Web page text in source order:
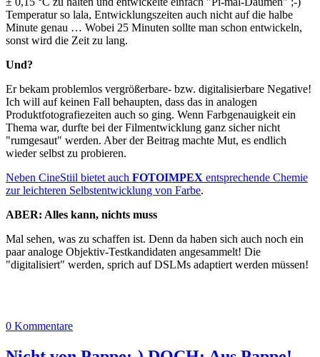
Temperatur so lala, Entwicklungszeiten auch nicht auf die halbe
Minute genau … Wobei 25 Minuten sollte man schon entwickeln,
sonst wird die Zeit zu lang.
Und?
Er bekam problemlos vergrößerbare- bzw. digitalisierbare Negative!
Ich will auf keinen Fall behaupten, dass das in analogen
Produktfotografiezeiten auch so ging. Wenn Farbgenauigkeit ein
Thema war, durfte bei der Filmentwicklung ganz sicher nicht
"rumgesaut" werden. Aber der Beitrag machte Mut, es endlich
wieder selbst zu probieren.
Neben CineStiil bietet auch FOTOIMPEX entsprechende Chemie
zur leichteren Selbstentwicklung von Farbe.
ABER: Alles kann, nichts muss
Mal sehen, was zu schaffen ist. Denn da haben sich auch noch ein
paar analoge Objektiv-Testkandidaten angesammelt! Die
"digitalisiert" werden, sprich auf DSLMs adaptiert werden müssen!
0 Kommentare